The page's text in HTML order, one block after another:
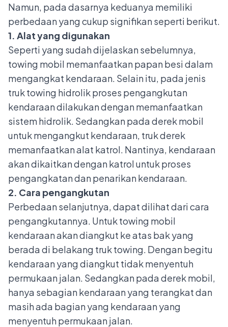
Namun, pada dasarnya keduanya memiliki
perbedaan yang cukup signifikan seperti berikut.
1. Alat yang digunakan
Seperti yang sudah dijelaskan sebelumnya,
towing mobil memanfaatkan papan besi dalam
mengangkat kendaraan. Selain itu, pada jenis
truk towing hidrolik proses pengangkutan
kendaraan dilakukan dengan memanfaatkan
sistem hidrolik. Sedangkan pada derek mobil
untuk mengangkut kendaraan, truk derek
memanfaatkan alat katrol. Nantinya, kendaraan
akan dikaitkan dengan katrol untuk proses
pengangkatan dan penarikan kendaraan.
2. Cara pengangkutan
Perbedaan selanjutnya, dapat dilihat dari cara
pengangkutannya. Untuk towing mobil
kendaraan akan diangkut ke atas bak yang
berada di belakang truk towing. Dengan begitu
kendaraan yang diangkut tidak menyentuh
permukaan jalan. Sedangkan pada derek mobil,
hanya sebagian kendaraan yang terangkat dan
masih ada bagian yang kendaraan yang
menyentuh permukaan jalan.